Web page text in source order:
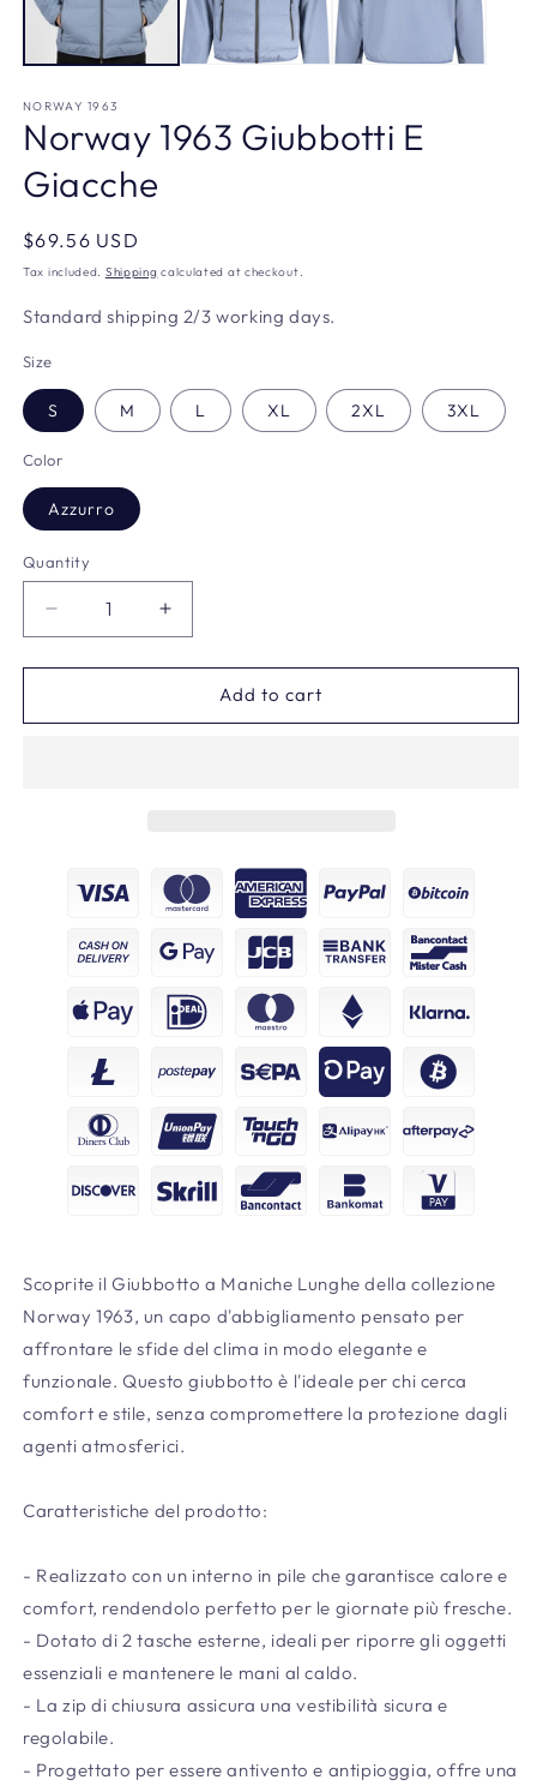
NORWAY 1963
Norway 1963 Giubbotti E
Giacche
Regular
price
$69.56 USD
Tax included. Shipping calculated at checkout.
Standard shipping 2/3 working days.
Size
S M L XL 2XL 3XL
Color
Azzurro
Quantity
Decrease
quantity
for
1963
Increase
quantity
for
Norway
1963
Add to cart
Scoprite il Giubbotto a Maniche Lunghe della collezione
Norway 1963, un capo d'abbigliamento pensato per
affrontare le sfide del clima in modo elegante e
funzionale. Questo giubbotto è l'ideale per chi cerca
comfort e stile, senza compromettere la protezione dagli
agenti atmosferici.
Caratteristiche del prodotto:
- Realizzato con un interno in pile che garantisce calore e
comfort, rendendolo perfetto per le giornate più fresche.
- Dotato di 2 tasche esterne, ideali per riporre gli oggetti
essenziali e mantenere le mani al caldo.
- La zip di chiusura assicura una vestibilità sicura e
regolabile.
- Progettato per essere antivento e antipioggia, offre una